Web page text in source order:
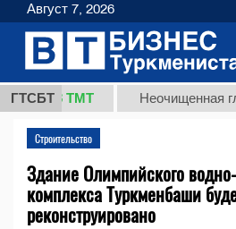
ГТСБТ
ТМТ Неочищенная
Строительство
Здание Олимпийского
комплекса Туркменбаши
реконструировано
Август 7, 2026